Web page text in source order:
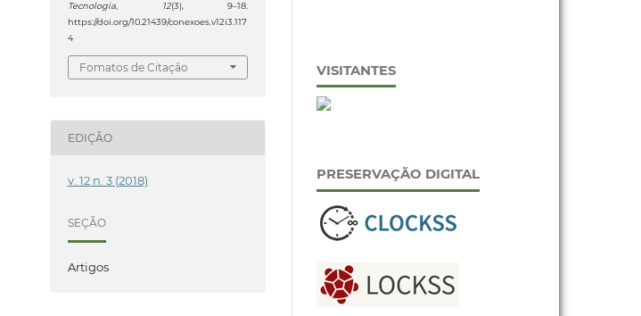
Tecnologia, 12(3), 9–18.
https://doi.org/10.21439/conexoes.v12i3.117
4
Fomatos de Citação
EDIÇÃO
v. 12 n. 3 (2018)
SEÇÃO
Artigos
VISITANTES
PRESERVAÇÃO DIGITAL